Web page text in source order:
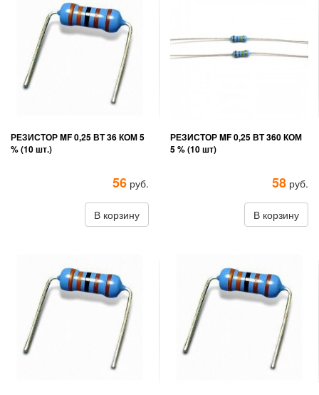
РЕЗИСТОР MF 0,25 ВТ 36 КОМ 5
% (10 шт.)
56 руб.
В корзину
РЕЗИСТОР MF 0,25 ВТ 360 КОМ
5 % (10 шт)
58 руб.
В корзину